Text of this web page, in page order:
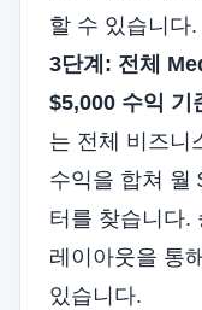
할 수 있습니다.
3단계: 전체
$5,000 수익 기
는 전체 비즈니
수익을 합쳐 월
터를 찾습니다.
레이아웃을 통
있습니다.